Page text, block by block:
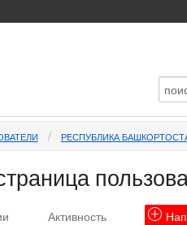
РЕСПУБЛИКА
Активность